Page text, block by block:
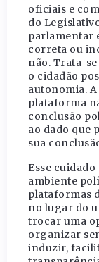
oficiais e
do
parlamentar
correta ou
não. Trata-
o cidadão
autonomia.
plataforma
conclusão
ao dado que
sua
Esse
ambiente
plataformas
no lugar do
trocar uma
organizar
induzir,